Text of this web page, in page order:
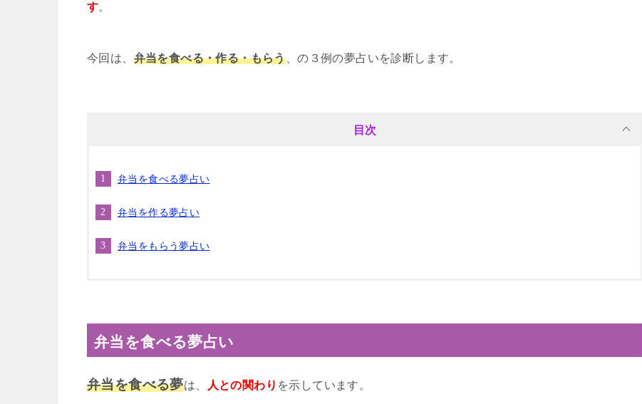
す。
今回は、 弁当を食べる・作る・もらう、の３例の夢占いを診断します。
目次
弁当を食べる夢占い
弁当を作る夢占い
弁当をもらう夢占い
弁当を食べる夢占い
弁当を食べる夢は、 人との関わり を示しています。